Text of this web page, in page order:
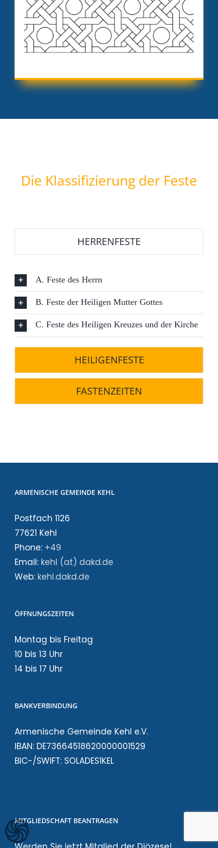
Die Klassifizierung der Feste
HERRENFESTE
A. Feste des Herrn
B. Feste der Heiligen Mutter Gottes
C. Feste des Heiligen Kreuzes und der Kirche
HEILIGENFESTE
FASTENZEITEN
ARMENISCHE GEMEINDE KEHL
Postfach 1126
77621 Kehl
Phone: +49
Email: kehl (at) dakd.de
Web: kehl.dakd.de
ÖFFNUNGSZEITEN
Montag bis Freitag
10 bis 13 Uhr
14 bis 17 Uhr
BANKVERBINDUNG
Armenische Gemeinde Kehl e.V.
IBAN: DE73664518620000001529
BIC-/SWIFT: SOLADES1KEL
MITGLIEDSCHAFT BEANTRAGEN